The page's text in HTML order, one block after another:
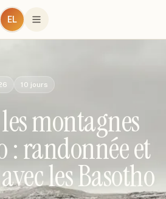
EL
10 jours
montagnes
: randonnée et
les Basotho